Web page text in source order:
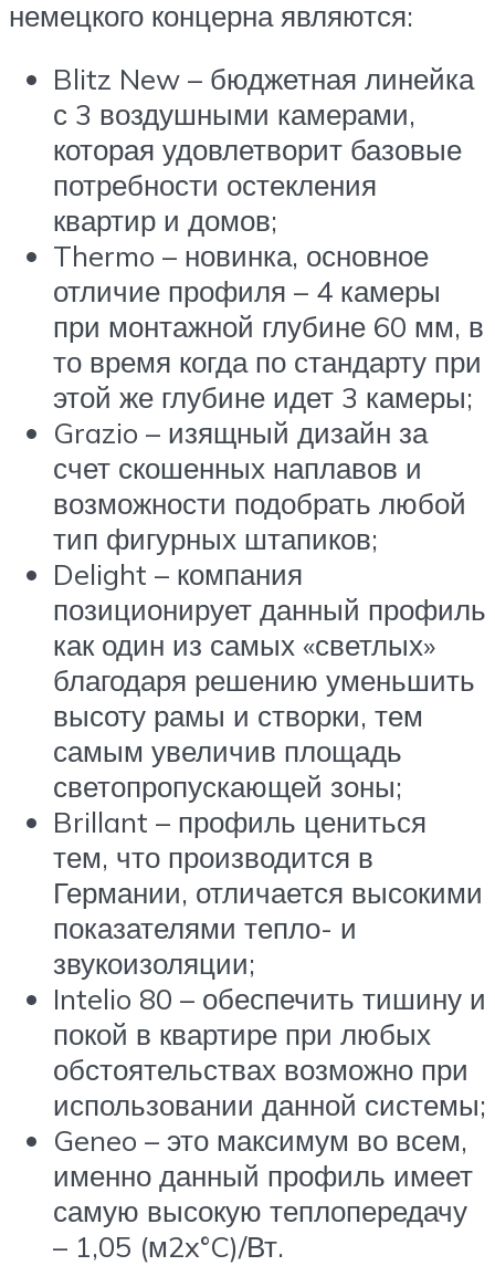
немецкого концерна являются:
Blitz New – бюджетная линейка
с 3 воздушными камерами,
которая удовлетворит базовые
потребности остекления
квартир и домов;
Thermo – новинка, основное
отличие профиля – 4 камеры
при монтажной глубине 60 мм, в
то время когда по стандарту при
этой же глубине идет 3 камеры;
Grazio – изящный дизайн за
счет скошенных наплавов и
возможности подобрать любой
тип фигурных штапиков;
Delight – компания
позиционирует данный профиль
как один из самых «светлых»
благодаря решению уменьшить
высоту рамы и створки, тем
самым увеличив площадь
светопропускающей зоны;
Brillant – профиль цениться
тем, что производится в
Германии, отличается высокими
показателями тепло- и
звукоизоляции;
Intelio 80 – обеспечить тишину и
покой в квартире при любых
обстоятельствах возможно при
использовании данной системы;
Geneo – это максимум во всем,
именно данный профиль имеет
самую высокую теплопередачу
– 1,05 (м2x°C)/Вт.